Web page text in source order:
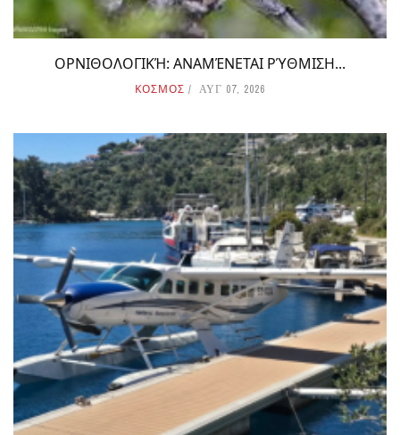
ΟΡΝΙΘΟΛΟΓΙΚΉ: ΑΝΑΜΈΝΕΤΑΙ ΡΎΘΜΙΣΗ...
ΚΟΣΜΟΣ ΑΥΓ 07, 2026